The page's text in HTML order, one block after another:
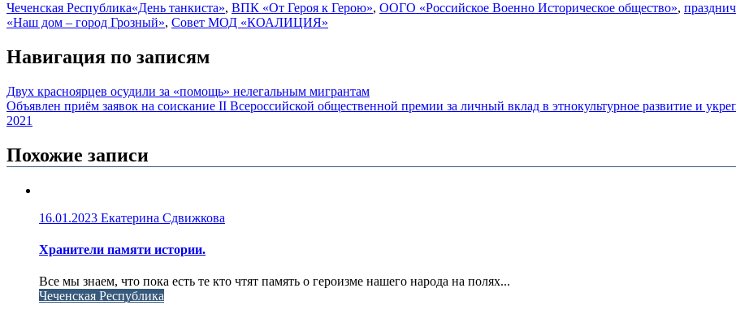
Чеченская Республика«День танкиста», ВПК «От Героя к Герою», ООГО «Российское Военно Историческое общество»,
«Наш дом – город Грозный», Совет МОД «КОАЛИЦИЯ»
Навигация по записям
Двух красноярцев осудили за «помощь» нелегальным мигрантам
Объявлен приём заявок на соискание II Всероссийской общественной премии за личный вклад в этнокультурное развитие
2021
Похожие записи
16.01.2023 Екатерина Сдвижкова
Хранители памяти истории.
Все мы знаем, что пока есть те кто чтят память о героизме нашего народа на полях...
Чеченская Республика